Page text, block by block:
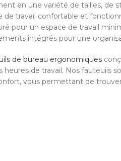
en une variété de tailles, de
travail confortable et
pour un espace de travail
intégrés pour une
de bureau ergonomiques
de travail. Nos fauteuils
vous permettant de